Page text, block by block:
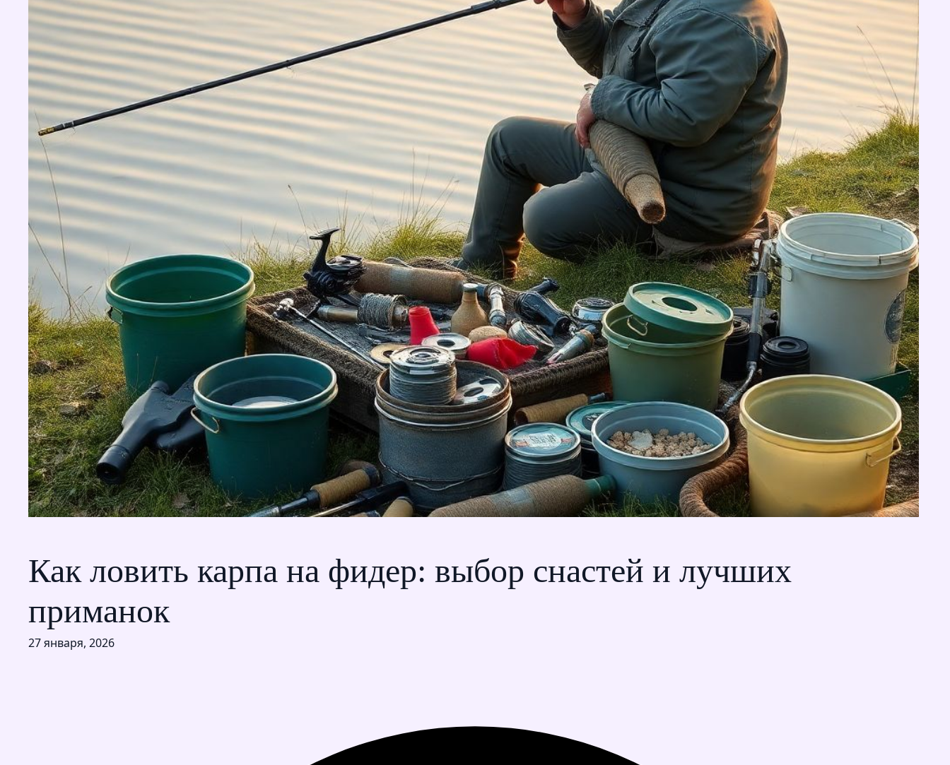
Как ловить карпа на фидер: выбор снастей и лучших
приманок
27 января, 2026